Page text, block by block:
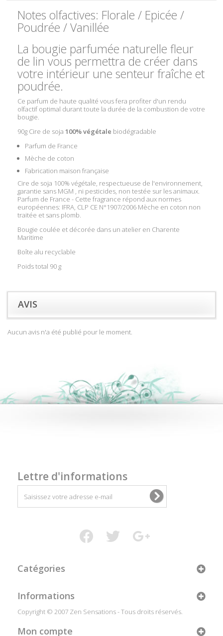
Notes olfactives: Florale / Epicée /
Poudrée / Vanillée
La bougie parfumée naturelle fleur
de lin vous permettra de créer dans
votre intérieur une senteur fraîche et
poudrée.
Ce parfum de haute qualité vous fera profiter d'un rendu
olfactif optimal durant toute la durée de la combustion de votre
bougie.
90g Cire de soja 100% végétale biodégradable
Parfum de France
Mèche de coton
Fabrication maison française
Cire de soja 100% végétale, respectueuse de l'environnement,
garantie sans MGM , ni pesticides, non testée sur les animaux.
Parfum de France - Cette fragrance répond aux normes
européennes: IFRA, CLP CE N°1907/2006 Mèche en coton non
traitée et sans plomb.
Bougie coulée et décorée dans un atelier en Charente
Maritime
Boîte alu recyclable
Poids total 90 g
AVIS
Aucun avis n'a été publié pour le moment.
Lettre d'informations
Catégories
Informations
Copyright © 2007 Zen Sensations - Tous droits réservés.
Mon compte